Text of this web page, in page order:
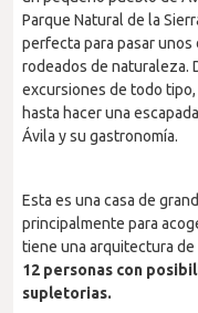
Parque Natural de la
perfecta para pasar
rodeados de naturaleza.
excursiones de todo
hasta hacer una
Ávila y su gastronomía.
Esta es una casa de
principalmente para
tiene una arquitectura
12 personas con
supletorias.